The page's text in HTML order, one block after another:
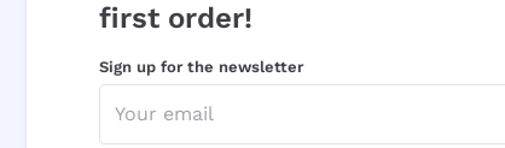
first order!
Sign up for the newsletter